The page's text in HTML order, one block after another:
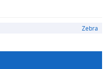
Zebra